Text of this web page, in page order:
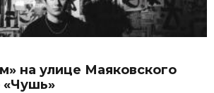
на улице Маяковского
«Чушь»